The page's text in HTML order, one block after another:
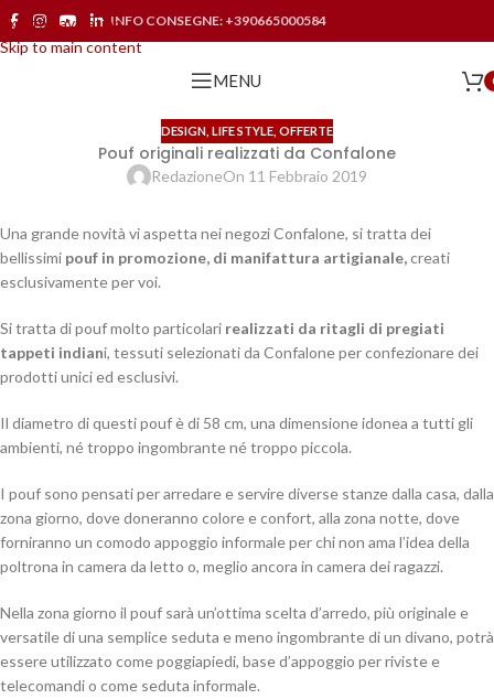
Skip to navigation
Skip to main content
INFO CONSEGNE: +390665000584
MENU
DESIGN LIFE STYLE OFFERTE
Pouf originali realizzati da Confalone
RedazioneOn 11 Febbraio 2019
Una grande novità vi aspetta nei negozi Confalone, si tratta dei
bellissimi pouf in promozione, di manifattura artigianale,creati
esclusivamente per voi.
Si tratta di pouf molto particolari realizzati da ritagli di pregiati
tappeti indiani, tessuti selezionati da Confalone per confezionare dei
prodotti unici ed esclusivi.
Il diametro di questi pouf è di 58 cm, una dimensione idonea a tutti gli
ambienti, né troppo ingombrante né troppo piccola.
I pouf sono pensati per arredare e servire diverse stanze dalla casa, dalla
zona giorno, dove doneranno colore e confort, alla zona notte, dove
forniranno un comodo appoggio informale per chi non ama l’idea della
poltrona in camera da letto o, meglio ancora in camera dei ragazzi.
Nella zona giorno il pouf sarà un’ottima scelta d’arredo, più originale e
versatile di una semplice seduta e meno ingombrante di un divano, potrà
essere utilizzato come poggiapiedi, base d’appoggio per riviste e
telecomandi o come seduta informale.